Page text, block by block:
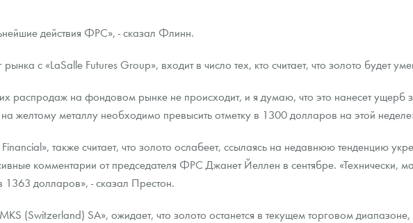
действия ФРС», - сказал Флинн.
с «LaSalle Futures Group», входит в число тех, кто считает, что золото будет
распродаж на фондовом рынке не происходит, и я думаю, что это нанесет ущерб
желтому металлу необходимо превысить отметку в 1300 долларов на этой
также считает, что золото ослабеет, ссылаясь на недавнюю тенденцию
комментарии от председателя ФРС Джанет Йеллен в сентябре. «Технически,
1363 долларов», - сказал Престон.
(Switzerland) SA», ожидает, что золото останется в текущем торговом диапазоне,